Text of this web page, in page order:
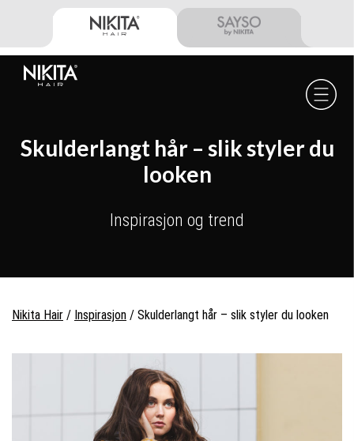
primary
navigation
main
content
footer
Skulderlangt hår – slik styler du
looken
Inspirasjon og trend
Nikita Hair / Inspirasjon / Skulderlangt hår – slik styler du looken